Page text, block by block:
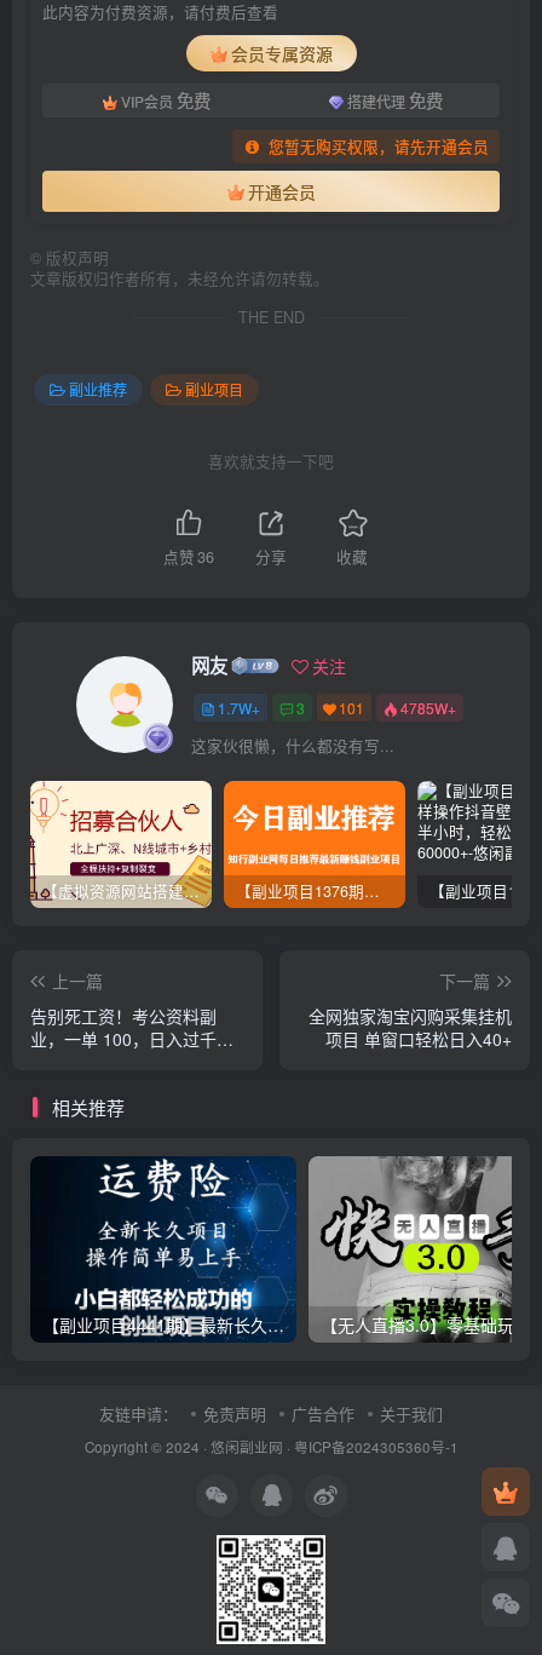
此内容为付费资源，请付费后查看
会员专属资源
VIP会员 免费 搭建代理 免费
您暂无购买权限，请先开通会员
开通会员
© 版权声明
文章版权归作者所有，未经允许请勿转载。
THE END
副业推荐 副业项目
喜欢就支持一下吧
点赞36 分享 收藏
网友 关注
1.7W+ 3 101 4785W+
这家伙很懒，什么都没有写...
【虚拟资源网站搭建服务】加盟本站系统，做一个和本站一样的独立网站，躺赚的项目 【副业项目1376期】龟课最新闲鱼项目玩法实战教程_全新升级月收益几千到几万
上一篇
告别死工资！考公资料副
业，一单 100，日入过千躺
下一篇
全网独家淘宝闪购采集挂机
项目 单窗口轻松日入40+
相关推荐
【副业项目4441期】最新长久稳定暴利项目，运费险全新玩法，日赚1000（包含详细教程，全程指导）
友链申请： 免责声明 广告合作 关于我们
Copyright © 2024 · 悠闲副业网 · 粤ICP备2024305360号-1